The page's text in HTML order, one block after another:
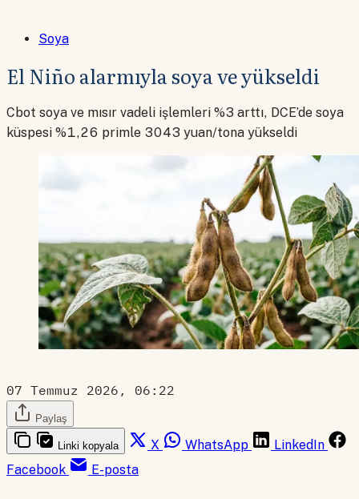
Soya
El Niño alarmıyla soya ve yükseldi
Cbot soya ve mısır vadeli işlemleri %3 arttı, DCE’de soya
küspesi %1,26 primle 3043 yuan/tona yükseldi
07 Temmuz 2026, 06:22
Paylaş
Linki kopyala X WhatsApp
LinkedIn
Facebook
E-posta